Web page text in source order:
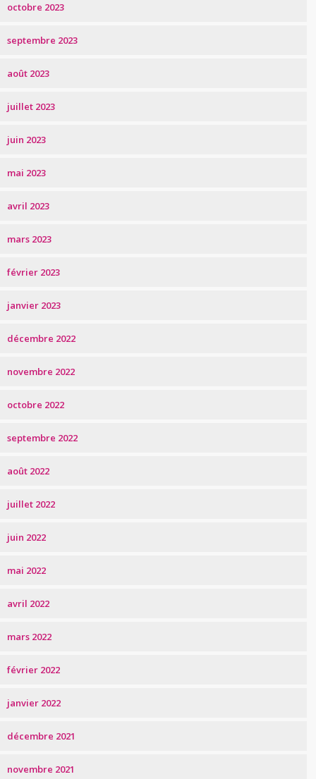
octobre 2023
septembre 2023
août 2023
juillet 2023
juin 2023
mai 2023
avril 2023
mars 2023
février 2023
janvier 2023
décembre 2022
novembre 2022
octobre 2022
septembre 2022
août 2022
juillet 2022
juin 2022
mai 2022
avril 2022
mars 2022
février 2022
janvier 2022
décembre 2021
novembre 2021